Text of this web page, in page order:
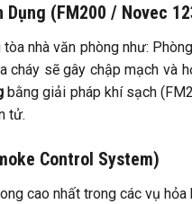
Dụng (FM200 / Novec
nhà văn phòng như:
cháy sẽ gây chập mạch và
bằng giải pháp khí sạch
tử.
Control System)
cao nhất trong các vụ hỏa